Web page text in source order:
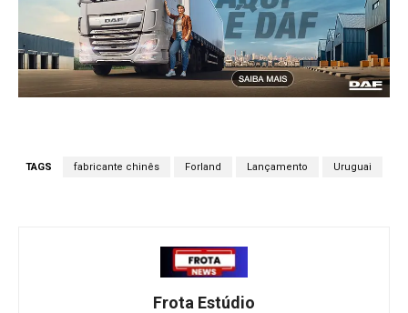
TAGS fabricante chinês Forland Lançamento Uruguai
Frota Estúdio